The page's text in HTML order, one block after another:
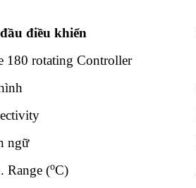
điều khiển
180 rotating Controller
ngữ
Range (oC)